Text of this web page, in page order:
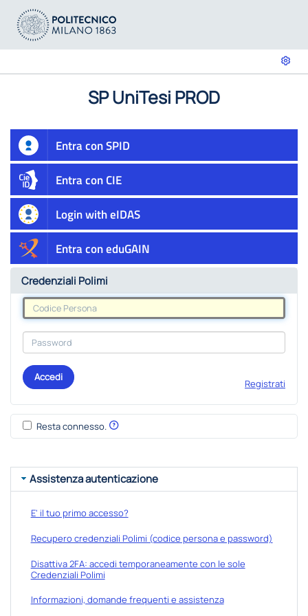
SP UniTesi PROD
Entra con SPID
Entra con CIE
Login with eIDAS
Entra con eduGAIN
Credenziali Polimi
Accedi
Registrati
Resta connesso.
Assistenza autenticazione
E' il tuo primo accesso?
Recupero credenziali Polimi (codice persona e password)
Disattiva 2FA: accedi temporaneamente con le sole
Credenziali Polimi
Informazioni, domande frequenti e assistenza